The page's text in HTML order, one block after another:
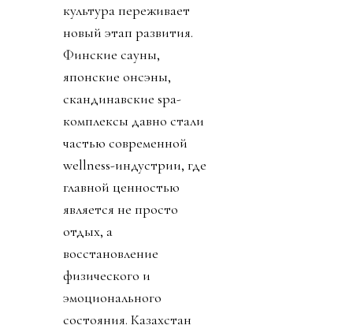
культура переживает
новый этап развития.
Финские сауны,
японские онсэны,
скандинавские spa-
комплексы давно стали
частью современной
wellness-индустрии, где
главной ценностью
является не просто
отдых, а
восстановление
физического и
эмоционального
состояния. Казахстан